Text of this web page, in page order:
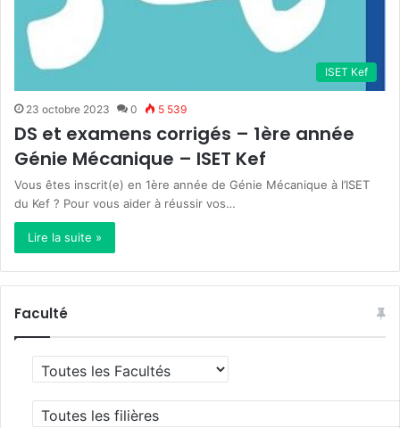
ISET Kef
23 octobre 2023 0 5 539
DS et examens corrigés – 1ère année
Génie Mécanique – ISET Kef
Vous êtes inscrit(e) en 1ère année de Génie Mécanique à l’ISET
du Kef ? Pour vous aider à réussir vos…
Lire la suite »
Faculté